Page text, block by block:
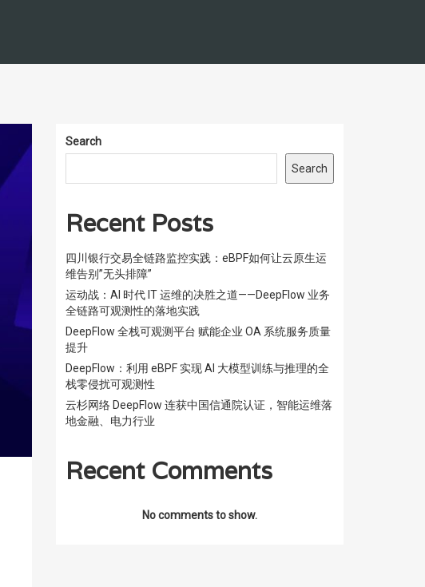
Search
Search
Recent Posts
四川银行交易全链路监控实践：eBPF如何让云原生运
维告别”无头排障”
运动战：AI 时代 IT 运维的决胜之道——DeepFlow 业务
全链路可观测性的落地实践
DeepFlow 全栈可观测平台 赋能企业 OA 系统服务质量
提升
DeepFlow：利用 eBPF 实现 AI 大模型训练与推理的全
栈零侵扰可观测性
云杉网络 DeepFlow 连获中国信通院认证，智能运维落
地金融、电力行业
Recent Comments
No comments to show.